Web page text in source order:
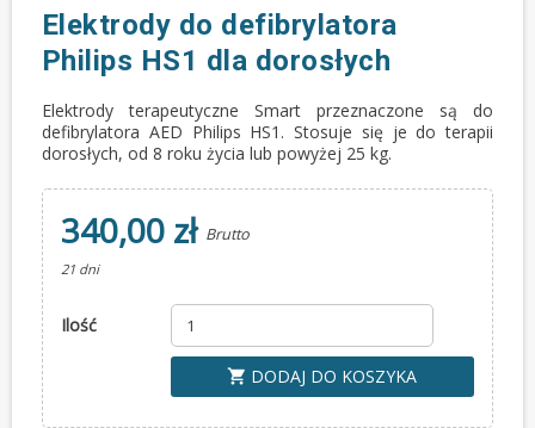
Elektrody do defibrylatora
Philips HS1 dla dorosłych
Elektrody terapeutyczne Smart przeznaczone są do
defibrylatora AED Philips HS1. Stosuje się je do terapii
dorosłych, od 8 roku życia lub powyżej 25 kg.
340,00 zł Brutto
21 dni
Ilość
shopping_cart DODAJ DO KOSZYKA